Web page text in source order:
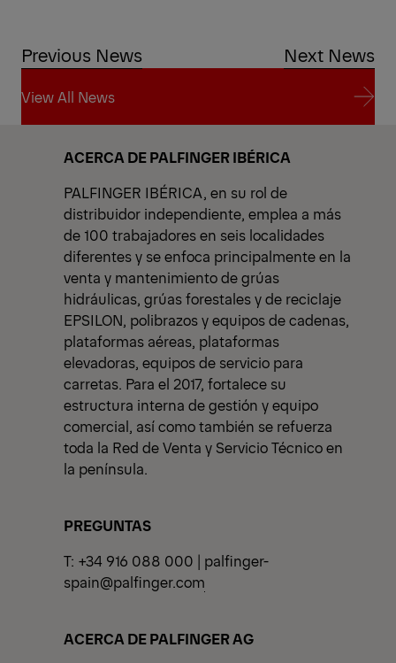
Previous News Next News
View All News
View All News
ACERCA DE PALFINGER IBÉRICA
PALFINGER IBÉRICA, en su rol de
distribuidor independiente, emplea a más
de 100 trabajadores en seis localidades
diferentes y se enfoca principalmente en la
venta y mantenimiento de grúas
hidráulicas, grúas forestales y de reciclaje
EPSILON, polibrazos y equipos de cadenas,
plataformas aéreas, plataformas
elevadoras, equipos de servicio para
carretas. Para el 2017, fortalece su
estructura interna de gestión y equipo
comercial, así como también se refuerza
toda la Red de Venta y Servicio Técnico en
la península.
PREGUNTAS
T: +34 916 088 000 | palfinger-
spain@palfinger.com
ACERCA DE PALFINGER AG